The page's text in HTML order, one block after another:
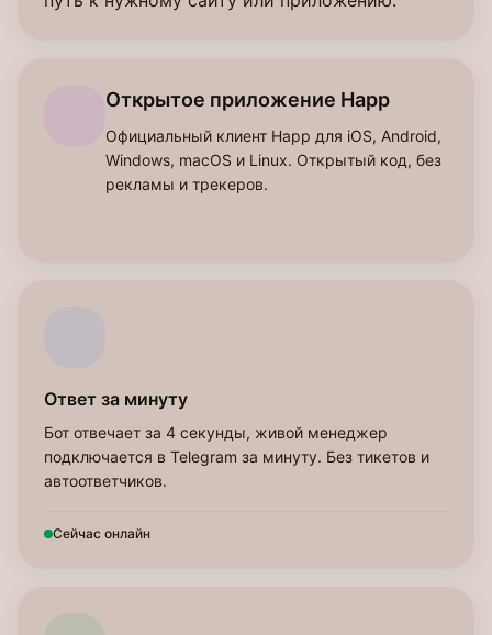
Открытое приложение Happ
Официальный клиент Happ для iOS, Android,
Windows, macOS и Linux. Открытый код, без
рекламы и трекеров.
Ответ за минуту
Бот отвечает за 4 секунды, живой менеджер
подключается в Telegram за минуту. Без тикетов и
автоответчиков.
Сейчас онлайн